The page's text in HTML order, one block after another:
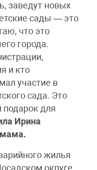
заведут новых
сады — это
что это
города.
и кто
участие в
сада. Это
для
Ирина
мама.
жилья